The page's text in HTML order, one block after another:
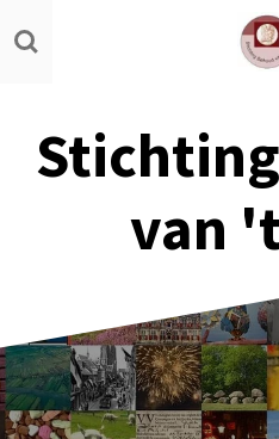
Ga
direct
hoofdinhoud
van